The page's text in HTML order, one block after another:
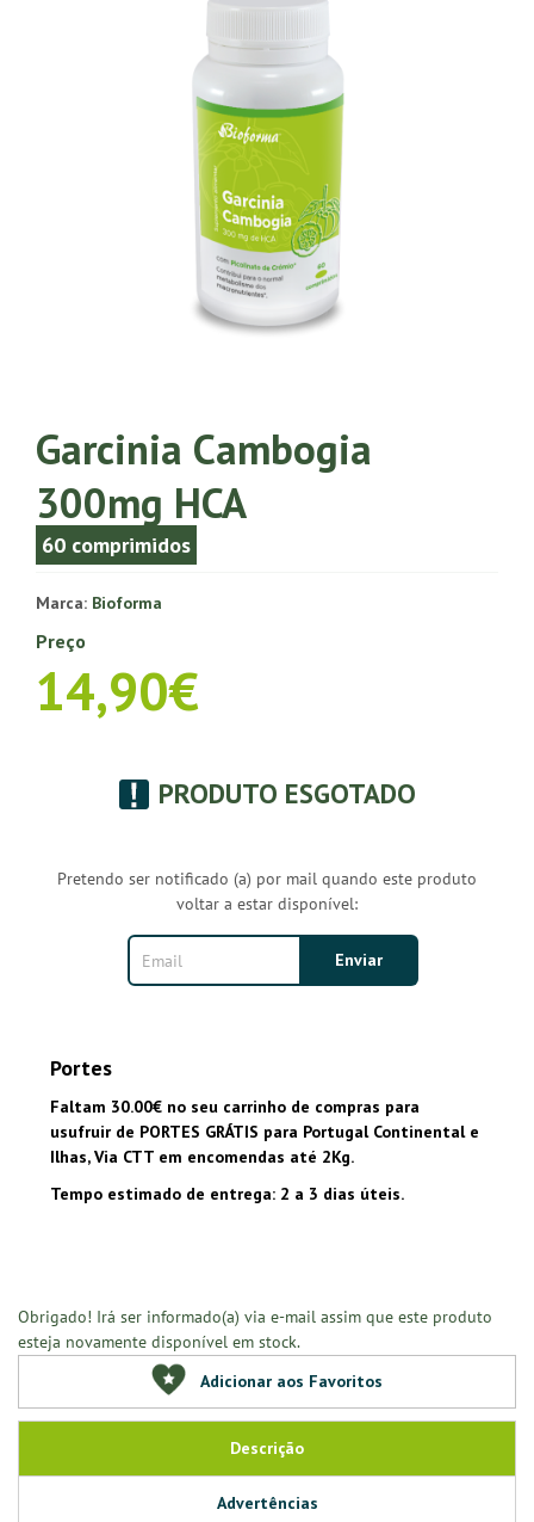
Garcinia Cambogia
300mg HCA
60 comprimidos
Marca: Bioforma
Preço
14,90€
PRODUTO ESGOTADO
Pretendo ser notificado (a) por mail quando este produto
voltar a estar disponível:
Portes
Faltam 30.00€ no seu carrinho de compras para
usufruir de PORTES GRÁTIS para Portugal Continental e
Ilhas, Via CTT em encomendas até 2Kg.
Tempo estimado de entrega: 2 a 3 dias úteis.
Obrigado! Irá ser informado(a) via e-mail assim que este produto
esteja novamente disponível em stock.
Adicionar aos Favoritos
Descrição
Advertências